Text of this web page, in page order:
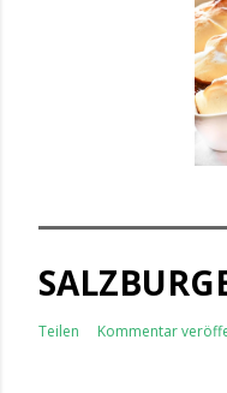
Teilen Kommentar